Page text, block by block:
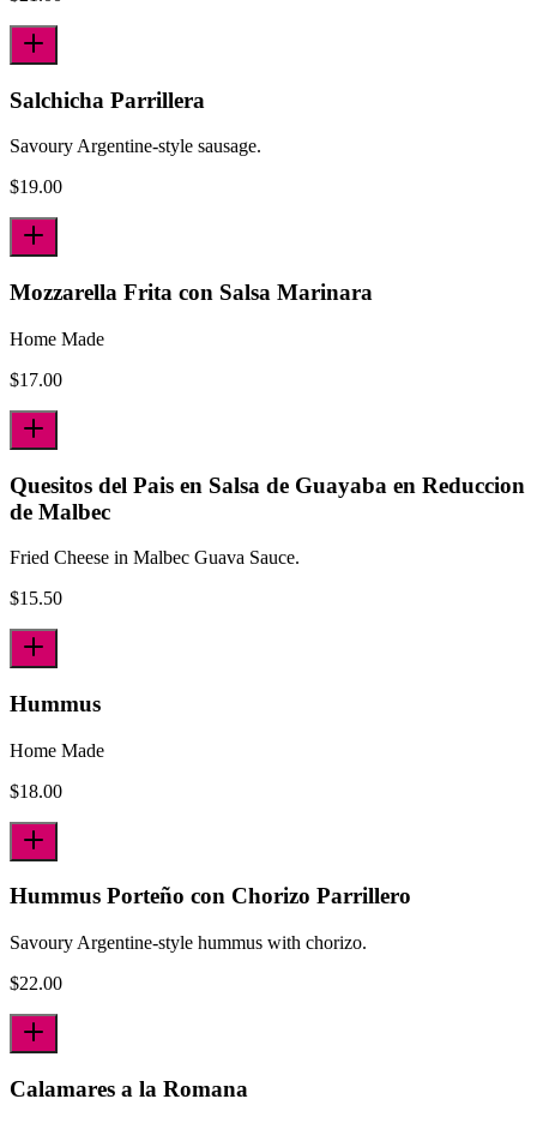
Salchicha Parrillera
Savoury Argentine-style sausage.
$19.00
Mozzarella Frita con Salsa Marinara
Home Made
$17.00
Quesitos del Pais en Salsa de Guayaba en Reduccion
de Malbec
Fried Cheese in Malbec Guava Sauce.
$15.50
Hummus
Home Made
$18.00
Hummus Porteño con Chorizo Parrillero
Savoury Argentine-style hummus with chorizo.
$22.00
Calamares a la Romana